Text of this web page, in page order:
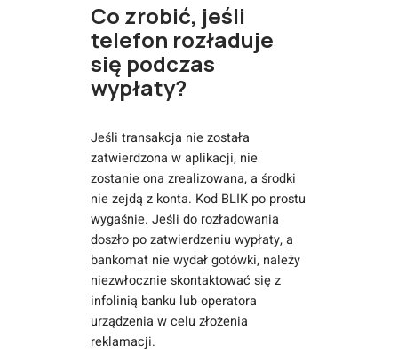
Co zrobić, jeśli
telefon rozładuje
się podczas
wypłaty?
Jeśli transakcja nie została
zatwierdzona w aplikacji, nie
zostanie ona zrealizowana, a środki
nie zejdą z konta. Kod BLIK po prostu
wygaśnie. Jeśli do rozładowania
doszło po zatwierdzeniu wypłaty, a
bankomat nie wydał gotówki, należy
niezwłocznie skontaktować się z
infolinią banku lub operatora
urządzenia w celu złożenia
reklamacji.